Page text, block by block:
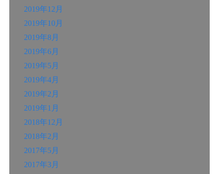
2019年12月
2019年10月
2019年8月
2019年6月
2019年5月
2019年4月
2019年2月
2019年1月
2018年12月
2018年2月
2017年5月
2017年3月